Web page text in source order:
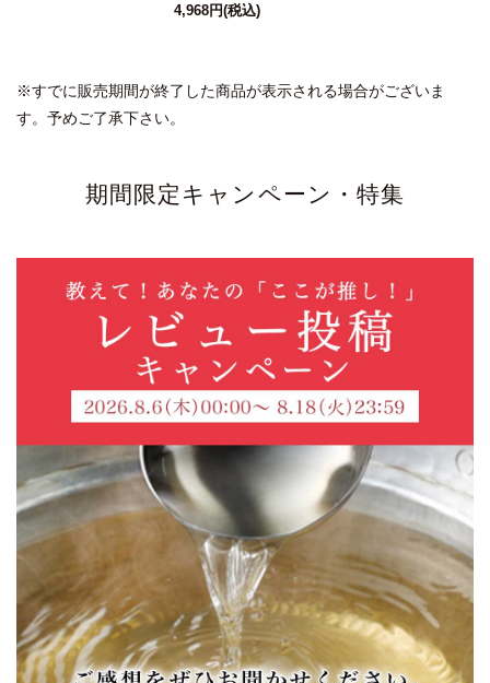
4,968円(税込)
※すでに販売期間が終了した商品が表示される場合がございま
す。予めご了承下さい。
期間限定キャンペーン・特集